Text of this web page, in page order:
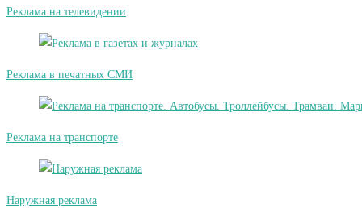
Реклама на телевидении
Реклама в печатных СМИ
Реклама на транспорте
Наружная реклама